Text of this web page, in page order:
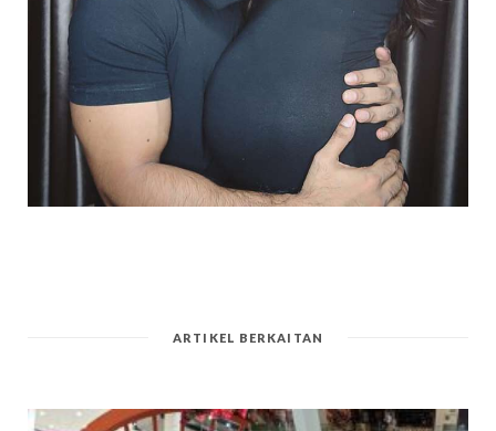
ARTIKEL BERKAITAN